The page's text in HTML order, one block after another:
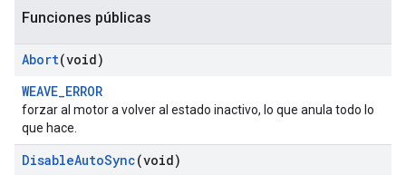
Funciones públicas
Abort(void)
WEAVE_ERROR
forzar al motor a volver al estado inactivo, lo que anula todo lo
que hace.
DisableAutoSync(void)